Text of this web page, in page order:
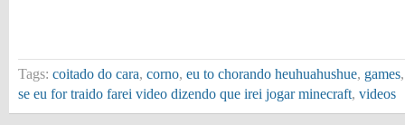
Tags: coitado do cara, corno, eu to chorando heuhuahushue, games
se eu for traido farei video dizendo que irei jogar minecraft, videos